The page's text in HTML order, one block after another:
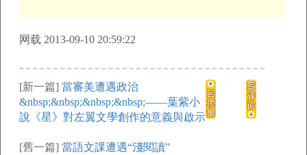
网载 2013-09-10 20:59:22
[新一篇] 當審美遭遇政治
&nbsp;&nbsp;&nbsp;&nbsp;——葉紫小
說《星》對左翼文學創作的意義與啟示
[舊一篇] 當語文課遭遇“淺閱讀”